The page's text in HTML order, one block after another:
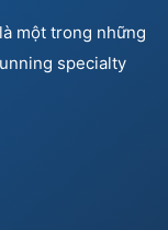
một trong những
specialty